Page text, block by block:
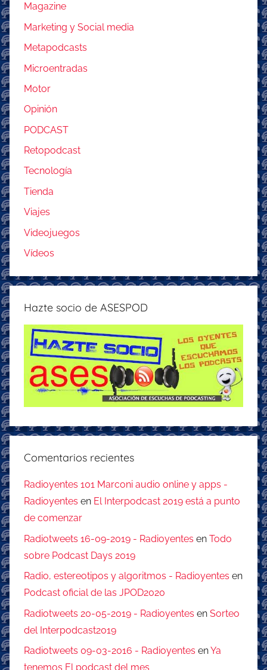
Magazine
Marketing y Social media
Metapodcasts
Microentradas
Motor
Opinión
PODCAST
Retopodcast
Tecnología
Tienda
Viajes
Videojuegos
Vídeos
Hazte socio de ASESPOD
Comentarios recientes
Radioyentes 101 Marconi audio online y apps -
Radioyentes en El Interpodcast 2019 está a punto
de comenzar
Radiotweets 16-09-2019 - Radioyentes en Todo
sobre Podcast Days 2019
Radio, estereotipos y algoritmos - Radioyentes en
Podcast oficial de las JPOD2020
Radiotweets 20-05-2019 - Radioyentes en Sorteo
del Interpodcast2019
Radiotweets 09-03-2016 - Radioyentes enYa
tenemos El podcast del mes